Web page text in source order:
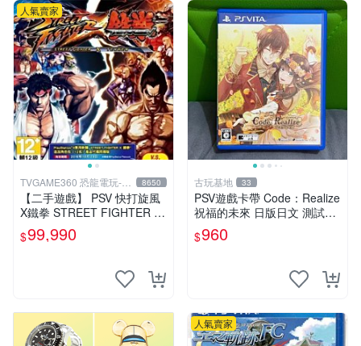
人氣賣家
TVGAME360 恐龍電玩-台
中店
8650
【二手遊戲】 PSV 快打旋風
X鐵拳 STREET FIGHTER X
TEKKEN 中文版 【台中恐龍
電玩】
$99,990
古玩基地 33
PSV遊戲卡帶 Code：Realize
祝福的未來 日版日文 測試正
常適合收藏 成色如圖 過去久
遠使用痕跡 游戲機玩古早遊
$960
人氣賣家